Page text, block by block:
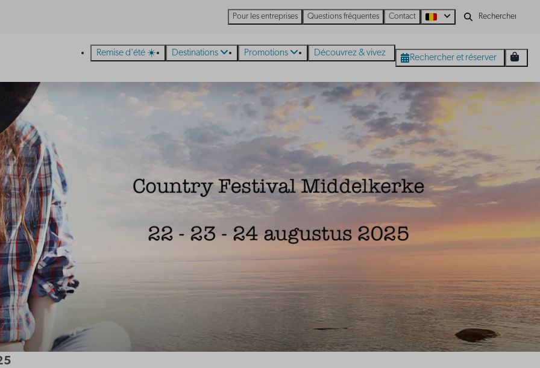
Pour les entreprises Questions fréquentes Contact
Remise d'été ☀️ Destinations Promotions Découvrez & vivez Rechercher et réserver